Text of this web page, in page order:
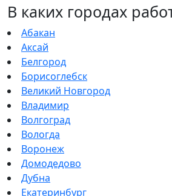
В каких городах
Абакан
Аксай
Белгород
Борисоглебск
Великий Новгород
Владимир
Волгоград
Вологда
Воронеж
Домодедово
Дубна
Екатеринбург